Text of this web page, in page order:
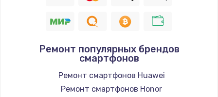
1190 руб.
Заказать
Замена корпуса
Ремонт популярных брендов
смартфонов
Ремонт смартфонов Huawei
Ремонт смартфонов Honor